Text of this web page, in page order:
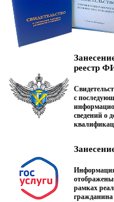
реестр
с
сведений о
отображены
рамках
гражданина